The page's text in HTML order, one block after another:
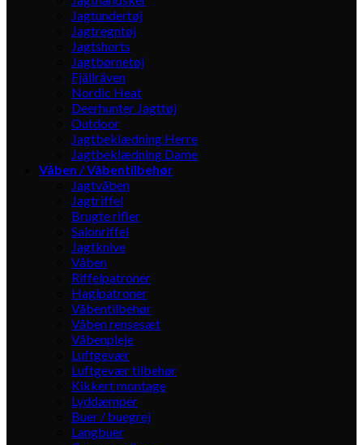
Jagtundertøj
Jagtregntøj
Jagtshorts
Jagtbørnetøj
Fjällräven
Nordic Heat
Deerhunter Jagttøj
Outdoor
Jagtbeklædning Herre
Jagtbeklædning Dame
Våben / Våbentilbehør
Jagtvåben
Jagtriffel
Brugte rifler
Salonriffel
Jagtknive
Våben
Riffelpatroner
Haglpatroner
Våbentilbehør
Våben rensesæt
Våbenpleje
Luftgevær
Luftgevær tilbehør
Kikkert montage
Lyddæmper
Buer / buegrej
Langbuer